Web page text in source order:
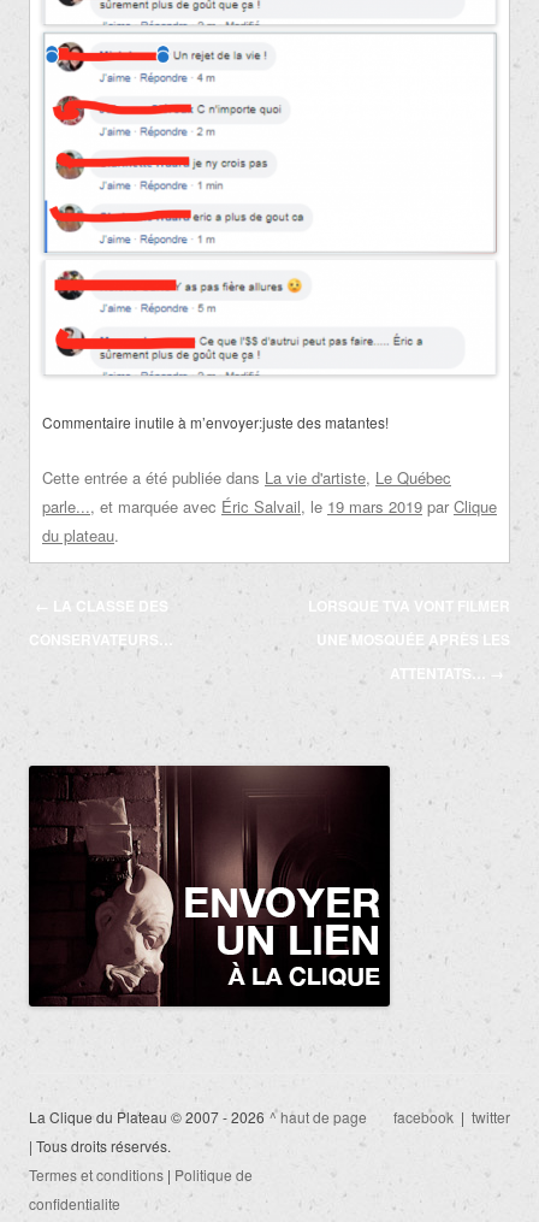
Commentaire inutile à m’envoyer:juste des matantes!
Cette entrée a été publiée dans La vie d'artiste, Le Québec
parle..., et marquée avec Éric Salvail, le 19 mars 2019 par Clique
du plateau.
Navigation
des
← LA CLASSE DES
CONSERVATEURS…
LORSQUE TVA VONT FILMER
UNE MOSQUÉE APRÈS LES
ATTENTATS…
La Clique du Plateau © 2007 - 2026
| Tous droits réservés.
Termes et conditions | Politique de
confidentialite
^ haut de page facebook | twitter